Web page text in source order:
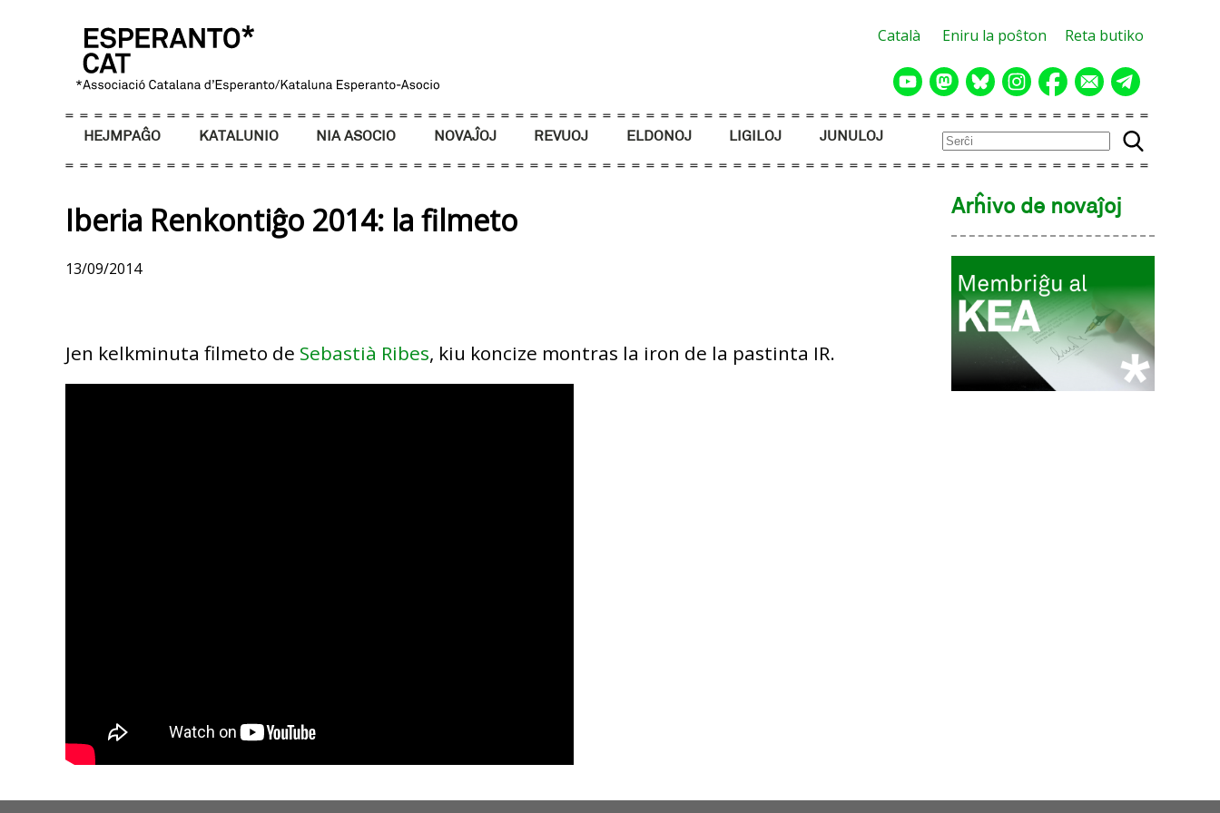
Català Eniru la poŝton Reta butiko
HEJMPAĜO KATALUNIO NIA ASOCIO NOVAĴOJ REVUOJ ELDONOJ LIGILOJ JUNULOJ
Iberia Renkontiĝo 2014: la filmeto
13/09/2014
Jen kelkminuta filmeto de Sebastià Ribes, kiu koncize montras la iron de la pastinta IR.
Arĥivo de novaĵoj